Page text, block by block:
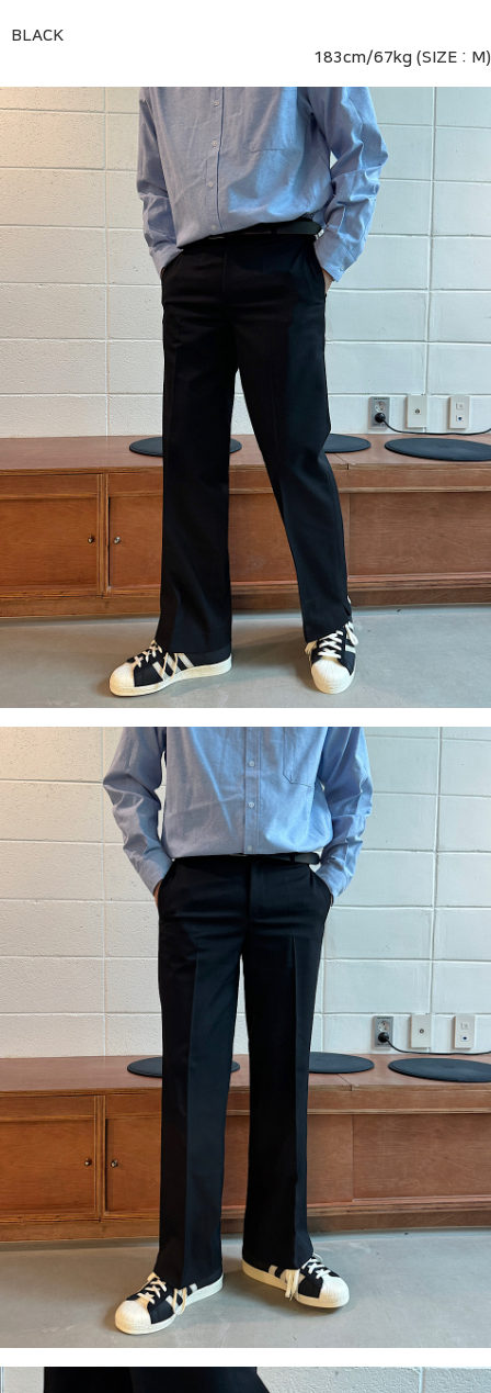
BLACK
183cm/67kg (SIZE : M)